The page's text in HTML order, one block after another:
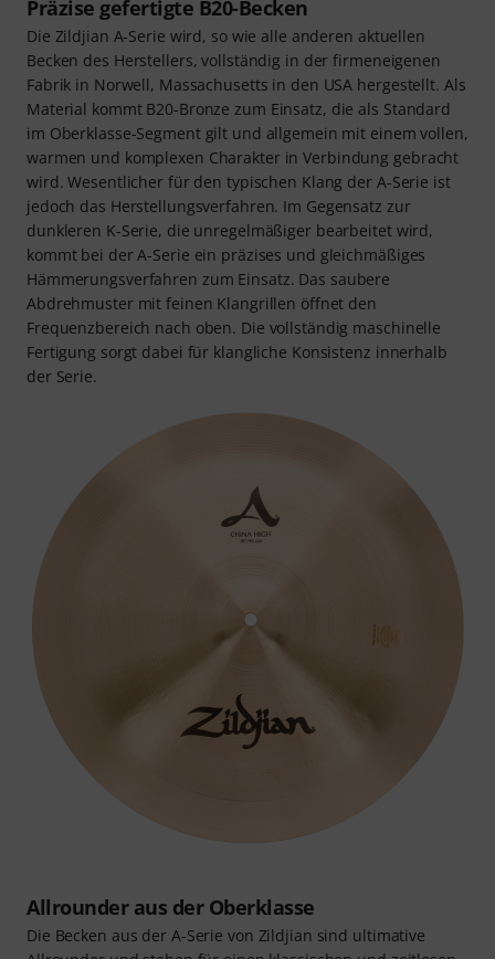
Präzise gefertigte B20-Becken
Die Zildjian A-Serie wird, so wie alle anderen aktuellen
Becken des Herstellers, vollständig in der firmeneigenen
Fabrik in Norwell, Massachusetts in den USA hergestellt. Als
Material kommt B20-Bronze zum Einsatz, die als Standard
im Oberklasse-Segment gilt und allgemein mit einem vollen,
warmen und komplexen Charakter in Verbindung gebracht
wird. Wesentlicher für den typischen Klang der A-Serie ist
jedoch das Herstellungsverfahren. Im Gegensatz zur
dunkleren K-Serie, die unregelmäßiger bearbeitet wird,
kommt bei der A-Serie ein präzises und gleichmäßiges
Hämmerungsverfahren zum Einsatz. Das saubere
Abdrehmuster mit feinen Klangrillen öffnet den
Frequenzbereich nach oben. Die vollständig maschinelle
Fertigung sorgt dabei für klangliche Konsistenz innerhalb
der Serie.
Allrounder aus der Oberklasse
Die Becken aus der A-Serie von Zildjian sind ultimative